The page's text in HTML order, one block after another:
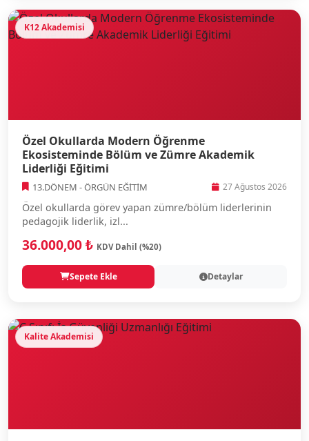
K12 Akademisi
Özel Okullarda Modern Öğrenme
Ekosisteminde Bölüm ve Zümre Akademik
Liderliği Eğitimi
13.DÖNEM - ÖRGÜN EĞİTİM 27 Ağustos 2026
Özel okullarda görev yapan zümre/bölüm liderlerinin
pedagojik liderlik, izl...
36.000,00 ₺ KDV Dahil (%20)
Sepete Ekle Detaylar
Kalite Akademisi